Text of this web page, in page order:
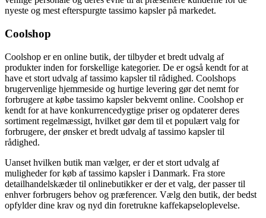
nyeste og mest efterspurgte tassimo kapsler på markedet.
Coolshop
Coolshop er en online butik, der tilbyder et bredt udvalg af
produkter inden for forskellige kategorier. De er også kendt for at
have et stort udvalg af tassimo kapsler til rådighed. Coolshops
brugervenlige hjemmeside og hurtige levering gør det nemt for
forbrugere at købe tassimo kapsler bekvemt online. Coolshop er
kendt for at have konkurrencedygtige priser og opdaterer deres
sortiment regelmæssigt, hvilket gør dem til et populært valg for
forbrugere, der ønsker et bredt udvalg af tassimo kapsler til
rådighed.
Uanset hvilken butik man vælger, er der et stort udvalg af
muligheder for køb af tassimo kapsler i Danmark. Fra store
detailhandelskæder til onlinebutikker er der et valg, der passer til
enhver forbrugers behov og præferencer. Vælg den butik, der bedst
opfylder dine krav og nyd din foretrukne kaffekapseloplevelse.